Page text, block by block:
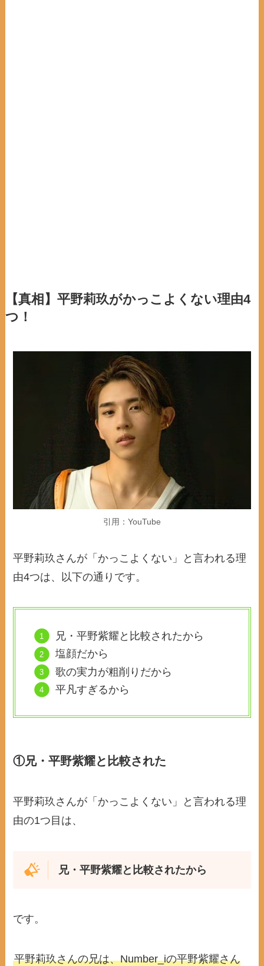
【真相】平野莉玖がかっこよくない理由4
つ！
引用：YouTube
平野莉玖さんが「かっこよくない」と言われる理
由4つは、以下の通りです。
兄・平野紫耀と比較されたから
塩顔だから
歌の実力が粗削りだから
平凡すぎるから
①兄・平野紫耀と比較された
平野莉玖さんが「かっこよくない」と言われる理
由の1つ目は、
兄・平野紫耀と比較されたから
です。
平野莉玖さんの兄は、Number_iの平野紫耀さん